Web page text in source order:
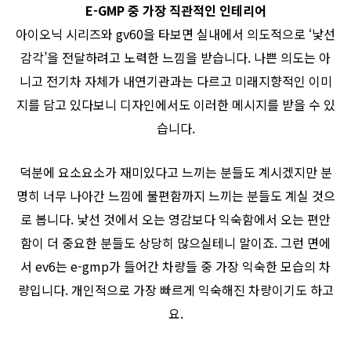
E-GMP 중 가장 직관적인 인테리어
아이오닉 시리즈와 gv60을 타보면 실내에서 의도적으로 ‘낯선
감각’을 전달하려고 노력한 느낌을 받습니다. 나쁜 의도는 아
니고 전기차 자체가 내연기관과는 다르고 미래지향적인 이미
지를 담고 있다보니 디자인에서도 이러한 메시지를 받을 수 있
습니다.
덕분에 요소요소가 재미있다고 느끼는 분들도 계시겠지만 분
명히 너무 나아간 느낌에 불편함까지 느끼는 분들도 계실 것으
로 봅니다. 낯선 것에서 오는 영감보다 익숙함에서 오는 편안
함이 더 중요한 분들도 상당히 많으실테니 말이죠. 그런 면에
서 ev6는 e-gmp가 들어간 차량들 중 가장 익숙한 모습의 차
량입니다. 개인적으로 가장 빠르게 익숙해진 차량이기도 하고
요.